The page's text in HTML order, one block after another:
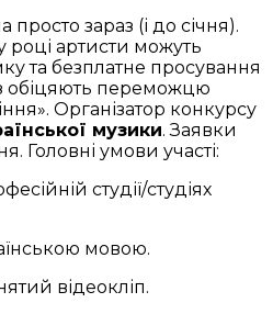
зараз (і до січня).
році артисти можуть
та безплатне просування
обіцяють переможцю
Організатор конкурсу
музики. Заявки
Головні умови участі:
студії/студіях
мовою.
відеокліп.